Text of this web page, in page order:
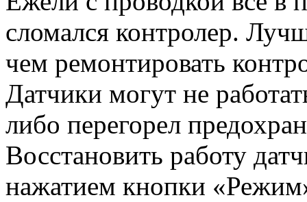
сломался контролер.
чем ремонтировать
Датчики могут не
либо перегорел
Восстановить работу
нажатием кнопки